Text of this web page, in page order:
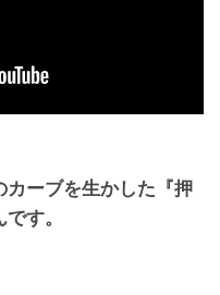
ーブを生かした『押
す。